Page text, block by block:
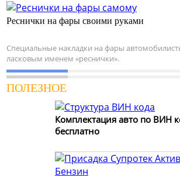
Реснички на фары своими руками
Специальные накладки на фары
ласковым именем «реснички».
ПОЛЕЗНОЕ
Комплектация авто по ВИН
бесплатно